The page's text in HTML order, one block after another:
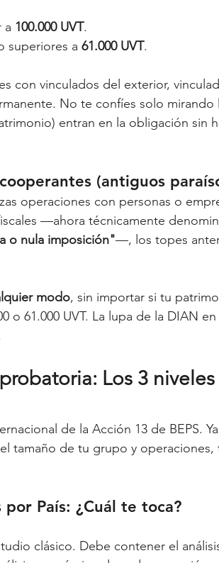
a 100.000 UVT.
superiores a 61.000 UVT.
con vinculados del exterior,
No te confíes solo mirando
entran en la obligación sin
(antiguos
operaciones con personas o
—ahora técnicamente
o nula imposición"—, los topes
modo, sin importar si tu
o 61.000 UVT. La lupa de la DIAN en
Los 3
de la Acción 13 de BEPS.
tamaño de tu grupo y operaciones,
País: ¿Cuál te toca?
clásico. Debe contener el